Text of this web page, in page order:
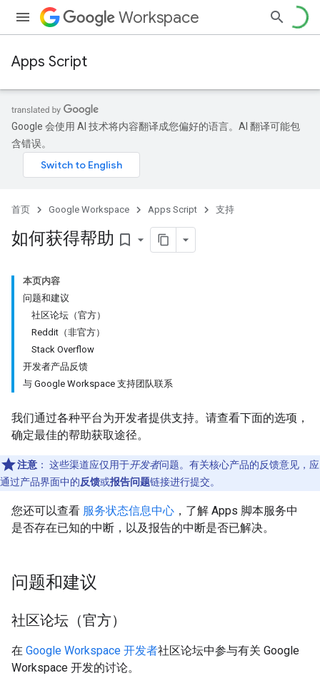
Workspace
Apps Script
Google 会使用 AI 技术将内容翻译成您偏好的语言。AI 翻译可能包
含错误。
首页 Google Workspace Apps Script 支持
如何获得帮助 bookmark_border
本页内容
问题和建议
社区论坛（官方）
Reddit（非官方）
Stack Overflow
开发者产品反馈
与 Google Workspace 支持团队联系
我们通过各种平台为开发者提供支持。请查看下面的选项，
确定最佳的帮助获取途径。
注意 ： 这些渠道应仅用于开发者问题。有关核心产品的反馈意见，应
通过产品界面中的反馈或报告问题链接进行提交。
您还可以查看 服务状态信息中心 ，了解 Apps 脚本服务中
是否存在已知的中断，以及报告的中断是否已解决。
问题和建议
社区论坛（官方）
在 Google Workspace 开发者社区论坛中参与有关 Google
Workspace 开发的讨论。